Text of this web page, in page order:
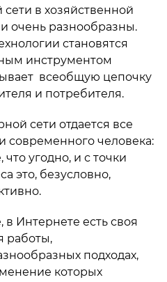
в хозяйственной
очень разнообразны.
становятся
инструментом
всеобщую цепочку
и потребителя.
сети отдается все
современного человека:
угодно, и с точки
это, безусловно,
Интернете есть своя
работы,
подходах,
которых